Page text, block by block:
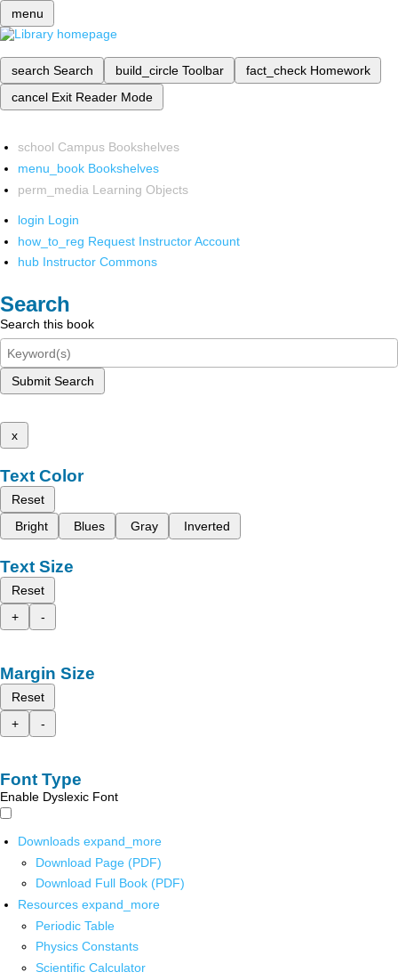
menu
search Search build_circle Toolbar fact_check Homework
cancel Exit Reader Mode
school Campus Bookshelves
menu_book Bookshelves
perm_media Learning Objects
login Login
how_to_reg Request Instructor Account
hub Instructor Commons
Search
Search this book
Submit Search
x
Text Color
Reset
Bright
Blues Gray Inverted
Text Size
Reset
+
-
Margin Size
Reset
+
-
Font Type
Enable Dyslexic Font
Downloads expand_more
Download Page (PDF)
Download Full Book (PDF)
Resources expand_more
Periodic Table
Physics Constants
Scientific Calculator